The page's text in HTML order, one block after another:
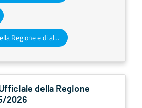
Altri atti e avvisi della Regione e di altri enti pubblici che interessano la collettività regionale
della Regione
2026